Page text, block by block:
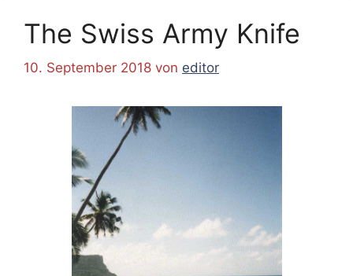
The Swiss Army Knife
10. September 2018 von editor